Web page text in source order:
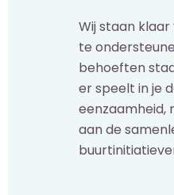
Wij staan
te
behoeften
er speelt in je
eenzaamheid,
aan de